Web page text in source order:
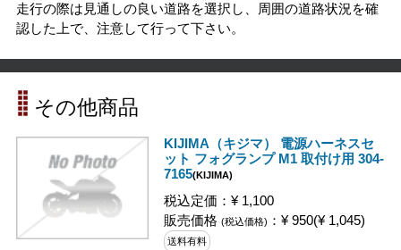
走行の際は見通しの良い道路を選択し、周囲の道路状況を確
認した上で、注意して行って下さい。
その他商品
KIJIMA（キジマ） 電源ハーネスセ
ット フォグランプ M1 取付け用 304-
7165(KIJIMA)
税込定価：¥ 1,100
販売価格 (税込価格) ：¥ 950(¥ 1,045)
送料有料